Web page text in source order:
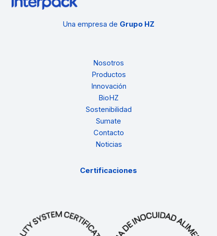
Una empresa de Grupo HZ
Nosotros
Productos
Innovación
BioHZ
Sostenibilidad
Sumate
Contacto
Noticias
Certificaciones